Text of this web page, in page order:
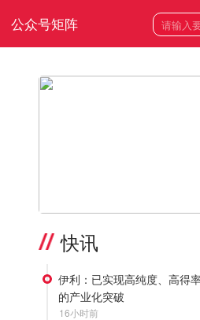
公众号矩阵
快讯
伊利：已实现高纯度、高得
的产业化突破
16小时前